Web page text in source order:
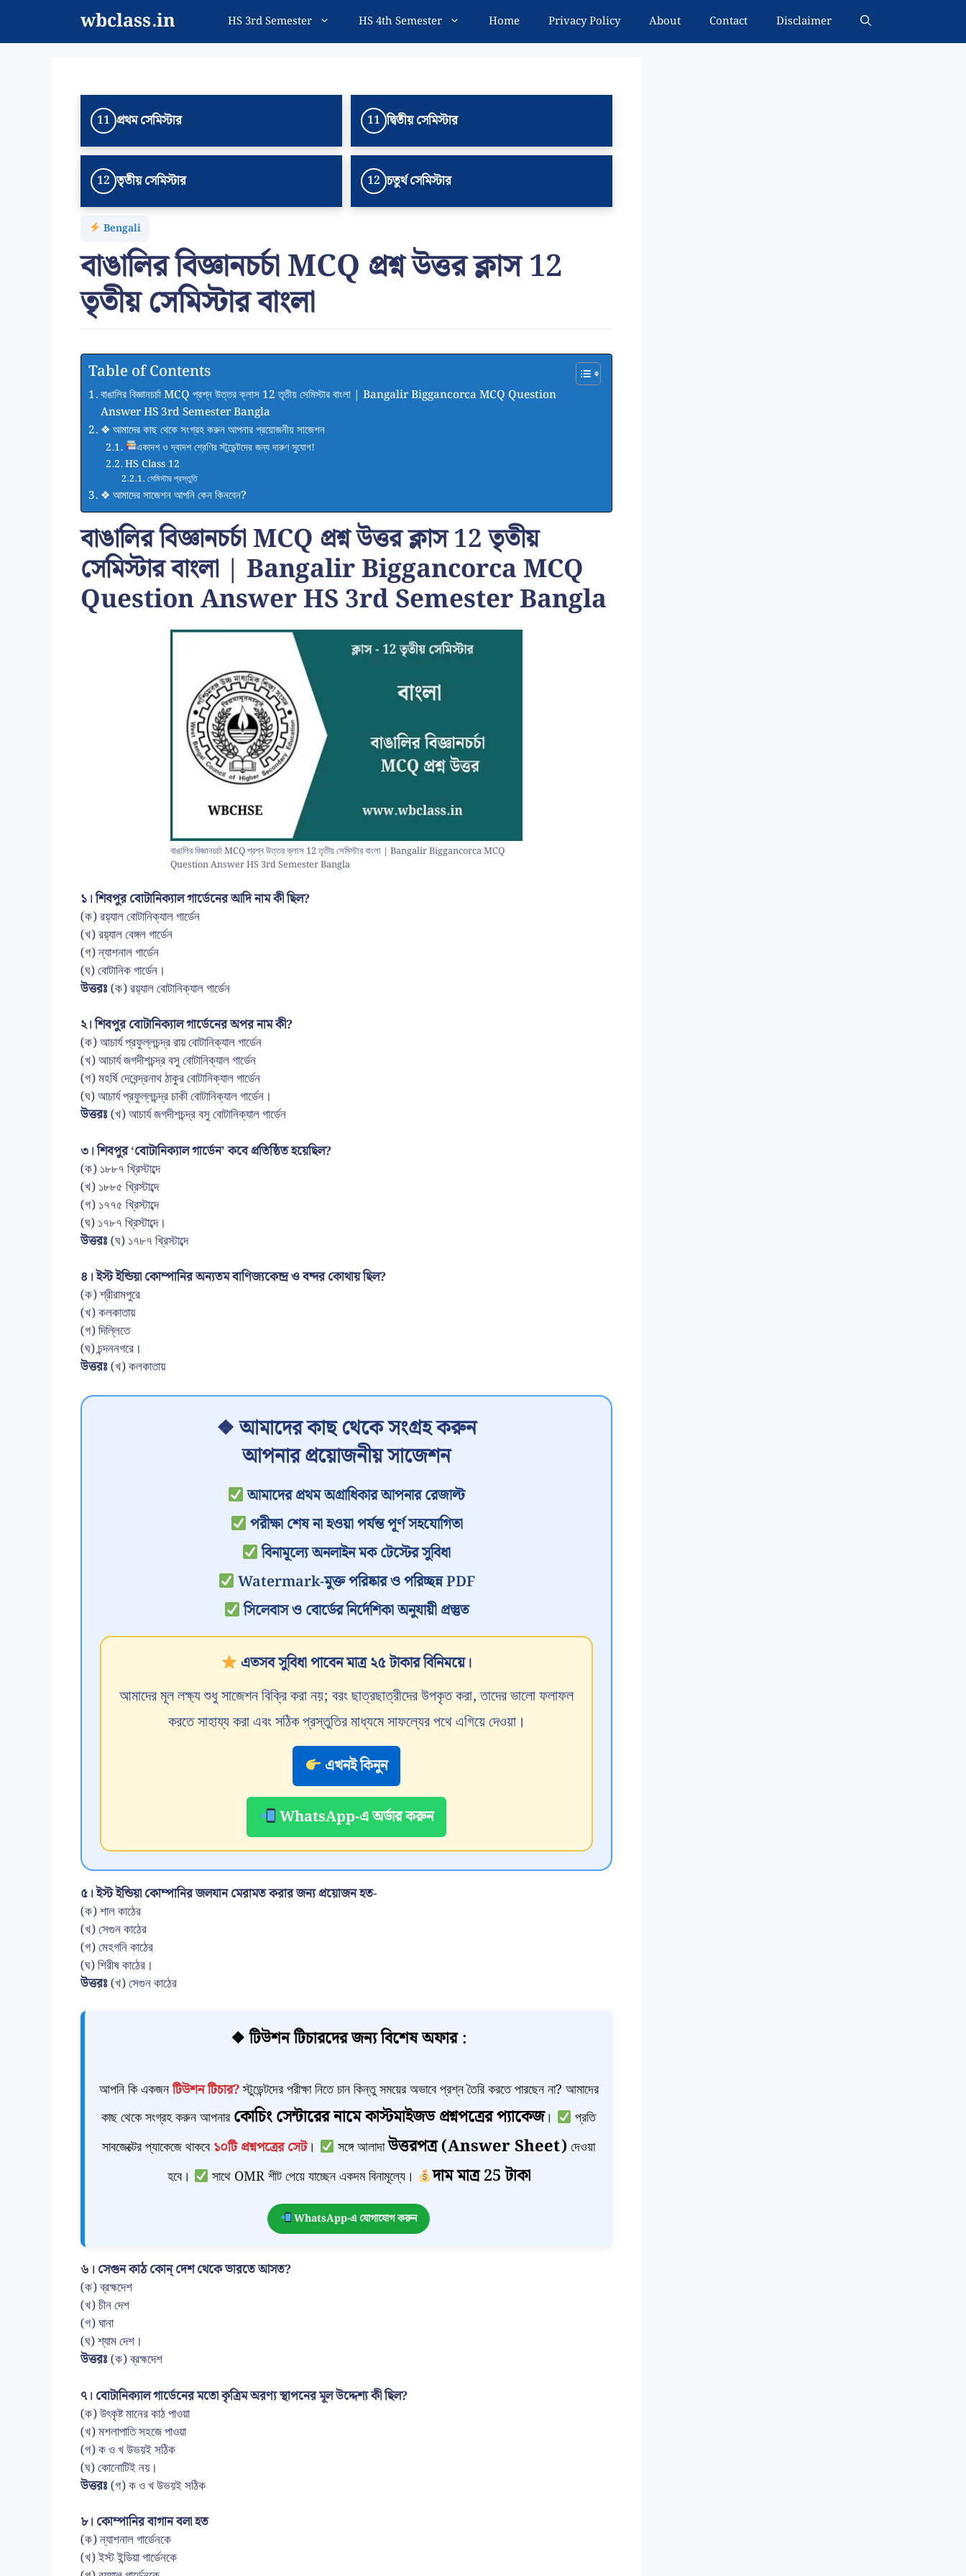
content
wbclass.in HS 3rd Semester HS 4th Semester Home Privacy Policy About Contact Disclaimer
11 প্রথম সেমিস্টার 11 দ্বিতীয় সেমিস্টার
12 তৃতীয় সেমিস্টার 12 চতুর্থ সেমিস্টার
Bengali
বাঙালির বিজ্ঞানচর্চা MCQ প্রশ্ন উত্তর ক্লাস 12
তৃতীয় সেমিস্টার বাংলা
Table of Contents
বাঙালির বিজ্ঞানচর্চা MCQ প্রশ্ন উত্তর ক্লাস 12 তৃতীয় সেমিস্টার বাংলা | Bangalir Biggancorca MCQ Question
Answer HS 3rd Semester Bangla
❖ আমাদের কাছ থেকে সংগ্রহ করুন আপনার প্রয়োজনীয় সাজেশন
একাদশ ও দ্বাদশ শ্রেণির স্টুডেন্টদের জন্য দারুণ সুযোগ!
HS Class 12
সেমিস্টার প্রস্তুতি
❖ আমাদের সাজেশন আপনি কেন কিনবেন?
বাঙালির বিজ্ঞানচর্চা MCQ প্রশ্ন উত্তর ক্লাস 12 তৃতীয়
সেমিস্টার বাংলা | Bangalir Biggancorca MCQ
Question Answer HS 3rd Semester Bangla
বাঙালির বিজ্ঞানচর্চা MCQ প্রশ্ন উত্তর ক্লাস 12 তৃতীয় সেমিস্টার বাংলা | Bangalir Biggancorca MCQ
Question Answer HS 3rd Semester Bangla
১। শিবপুর বোটানিক্যাল গার্ডেনের আদি নাম কী ছিল?
(ক) রয়‍্যাল বোটানিক্যাল গার্ডেন
(খ) রয়‍্যাল বেঙ্গল গার্ডেন
(গ) ন্যাশনাল গার্ডেন
(ঘ) বোটানিক গার্ডেন।
উত্তরঃ(ক) রয়‍্যাল বোটানিক্যাল গার্ডেন
২। শিবপুর বোটানিক্যাল গার্ডেনের অপর নাম কী?
(ক) আচার্য প্রফুল্লচন্দ্র রায় বোটানিক্যাল গার্ডেন
(খ) আচার্য জগদীশচন্দ্র বসু বোটানিক্যাল গার্ডেন
(গ) মহর্ষি দেবেন্দ্রনাথ ঠাকুর বোটানিক্যাল গার্ডেন
(ঘ) আচার্য প্রফুল্লচন্দ্র চাকী বোটানিক্যাল গার্ডেন।
উত্তরঃ(খ) আচার্য জগদীশচন্দ্র বসু বোটানিক্যাল গার্ডেন
৩। শিবপুর ‘বোটানিক্যাল গার্ডেন’ কবে প্রতিষ্ঠিত হয়েছিল?
(ক) ১৮৮৭ খ্রিস্টাব্দে
(খ) ১৮৮৫ খ্রিস্টাব্দে
(গ) ১৭৭৫ খ্রিস্টাব্দে
(ঘ) ১৭৮৭ খ্রিস্টাব্দে।
উত্তরঃ(ঘ) ১৭৮৭ খ্রিস্টাব্দে
৪। ইস্ট ইন্ডিয়া কোম্পানির অন্যতম বাণিজ্যকেন্দ্র ও বন্দর কোথায় ছিল?
(ক) শ্রীরামপুরে
(খ) কলকাতায়
(গ) দিল্লিতে
(ঘ) চন্দননগরে।
উত্তরঃ(খ) কলকাতায়
❖ আমাদের কাছ থেকে সংগ্রহ করুন
আপনার প্রয়োজনীয় সাজেশন
আমাদের প্রথম অগ্রাধিকার আপনার রেজাল্ট
পরীক্ষা শেষ না হওয়া পর্যন্ত পূর্ণ সহযোগিতা
বিনামূল্যে অনলাইন মক টেস্টের সুবিধা
Watermark-মুক্ত পরিষ্কার ও পরিচ্ছন্ন PDF
সিলেবাস ও বোর্ডের নির্দেশিকা অনুযায়ী প্রস্তুত
এতসব সুবিধা পাবেন মাত্র ২৫ টাকার বিনিময়ে।
আমাদের মূল লক্ষ্য শুধু সাজেশন বিক্রি করা নয়; বরং ছাত্রছাত্রীদের উপকৃত করা, তাদের ভালো ফলাফল
করতে সাহায্য করা এবং সঠিক প্রস্তুতির মাধ্যমে সাফল্যের পথে এগিয়ে দেওয়া।
এখনই কিনুন
WhatsApp-এ অর্ডার করুন
৫। ইস্ট ইন্ডিয়া কোম্পানির জলযান মেরামত করার জন্য প্রয়োজন হত-
(ক) শাল কাঠের
(খ) সেগুন কাঠের
(গ) মেহগনি কাঠের
(ঘ) শিরীষ কাঠের।
উত্তরঃ(খ) সেগুন কাঠের
❖ টিউশন টিচারদের জন্য বিশেষ অফার :
আপনি কি একজনটিউশন টিচার?স্টুডেন্টদের পরীক্ষা নিতে চান কিন্তু সময়ের অভাবে প্রশ্ন তৈরি করতে পারছেন না? আমাদের
কাছ থেকে সংগ্রহ করুন আপনারকোচিং সেন্টারের নামে কাস্টমাইজড প্রশ্নপত্রের প্যাকেজ।
প্রতি
সাবজেক্টের প্যাকেজে থাকবে১০টি প্রশ্নপত্রের সেট। সঙ্গে আলাদাউত্তরপত্র (Answer Sheet) দেওয়া
হবে।
সাথে OMR শীট পেয়ে যাচ্ছেন একদম বিনামূল্যে। দাম মাত্র 25 টাকা
WhatsApp-এ যোগাযোগ করুন
৬। সেগুন কাঠ কোন্ দেশ থেকে ভারতে আসত?
(ক) ব্রহ্মদেশ
(খ) চীন দেশ
(গ) ঘানা
(ঘ) শ্যাম দেশ।
উত্তরঃ(ক) ব্রহ্মদেশ
৭। বোটানিক্যাল গার্ডেনের মতো কৃত্রিম অরণ্য স্থাপনের মূল উদ্দেশ্য কী ছিল?
(ক) উৎকৃষ্ট মানের কাঠ পাওয়া
(খ) মশলাপাতি সহজে পাওয়া
(গ) ক ও খ উভয়ই সঠিক
(ঘ) কোনোটিই নয়।
উত্তরঃ(গ) ক ও খ উভয়ই সঠিক
৮। কোম্পানির বাগান বলা হত
(ক) ন্যাশনাল গার্ডেনকে
(খ) ইস্ট ইন্ডিয়া গার্ডেনকে